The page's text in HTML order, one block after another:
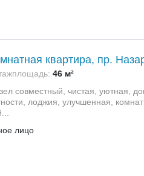
квартира, пр.
площадь: 46 м²
совместный, чистая, уютная,
лоджия, улучшенная,
лицо